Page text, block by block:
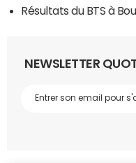
Résultats du BTS à
NEWSLETTER